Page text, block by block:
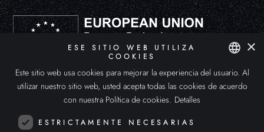
DEUSENS HYPERXPERIENCE, S.L. ha participado en el Programa de Iniciación a la Exportación ICEX-Next, y ha contado
con el apoyo de ICEX y con la cofinanciación de Fondos europeos FEDER. La finalidad de este apoyo es el desarrollo
internacional de la empresa y de su entorno.
SPANISH
×
ESE SITIO WEB UTILIZA
COOKIES
Este sitio web usa cookies para mejorar la experiencia del usuario. Al
utilizar nuestro sitio web, usted acepta todas las cookies de acuerdo
con nuestra Política de cookies. Detalles
ESTRICTAMENTE NECESARIAS